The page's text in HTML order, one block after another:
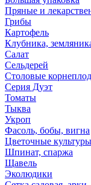
Пряные и
Грибы
Картофель
Клубника,
Салат
Сельдерей
Столовые
Серия Дуэт
Томаты
Тыква
Укроп
Фасоль, бобы, вигна
Цветочные культуры
Шпинат, спаржа
Щавель
Эколюдики